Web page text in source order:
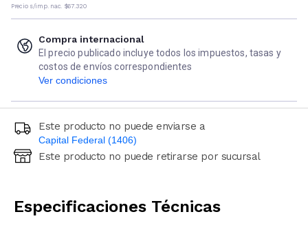
Precio s/imp. nac. $67.320
Compra internacional
El precio publicado incluye todos los impuestos, tasas y
costos de envíos correspondientes
Ver condiciones
Este producto no puede enviarse a
Capital Federal (1406)
Ingresá código postal (sólo números)
Este producto no puede retirarse por sucursal
Especificaciones Técnicas